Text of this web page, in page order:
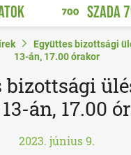
SZADA
Együttes bizottsági
13-án, 17.00 órakor
án, 17.00
2023. június 9.